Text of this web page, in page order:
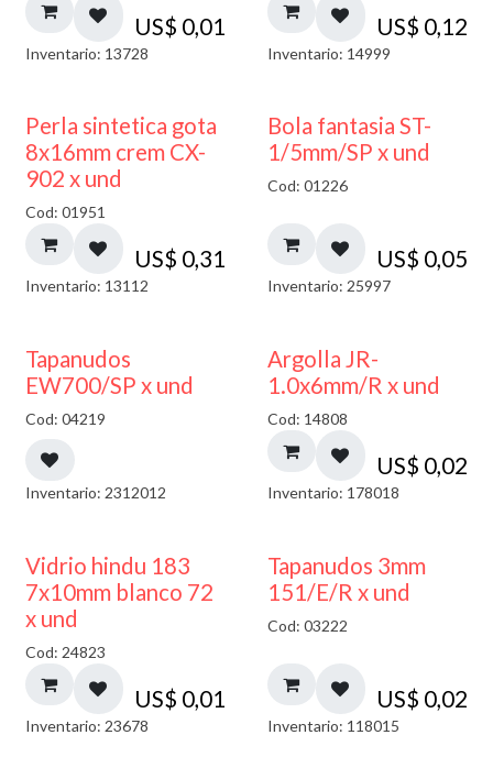
US$ 0,01
Inventario: 13728
US$ 0,12
Inventario: 14999
Perla sintetica gota
8x16mm crem CX-
902 x und
Cod: 01951
US$ 0,31
Inventario: 13112
Bola fantasia ST-
1/5mm/SP x und
Cod: 01226
US$ 0,05
Inventario: 25997
50% DESCUENTO
Tapanudos
EW700/SP x und
Cod: 04219
Inventario: 2312012
Argolla JR-
1.0x6mm/R x und
Cod: 14808
US$ 0,02
Inventario: 178018
40% DESCUENTO
Vidrio hindu 183
7x10mm blanco 72
x und
Cod: 24823
US$ 0,01
Inventario: 23678
Tapanudos 3mm
151/E/R x und
Cod: 03222
US$ 0,02
Inventario: 118015